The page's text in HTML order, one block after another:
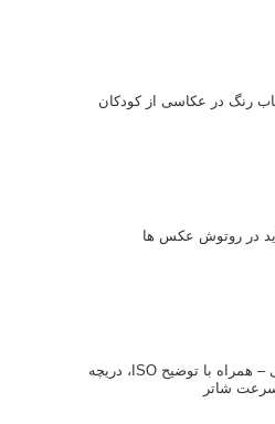
رنگ در عکاسی از کودکان
درک نوردهی – همراه با توضیح ISO، دریچه
سرعت شاتر